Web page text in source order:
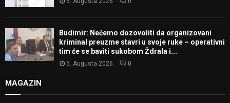
Budimir: Nećemo dozovoliti da organizovani
kriminal preuzme stavri u svoje ruke – operativni
tim će se baviti sukobom Ždrala i...
5. Augusta 2026. 0
MAGAZIN